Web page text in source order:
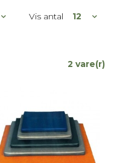
Vis antal
2 vare(r)